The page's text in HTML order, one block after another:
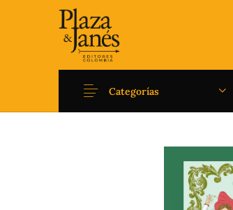
Categorías
Ficción